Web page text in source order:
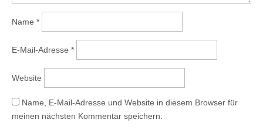
Name *
E-Mail-Adresse *
Website
Name, E-Mail-Adresse und Website in diesem Browser für
meinen nächsten Kommentar speichern.